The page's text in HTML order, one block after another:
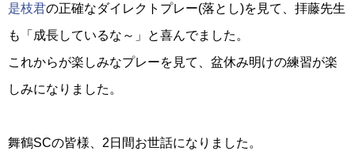
是枝君の正確なダイレクトプレー(落とし)を見て、拝藤先生
も「成長しているな～」と喜んでました。
これからが楽しみなプレーを見て、盆休み明けの練習が楽
しみになりました。
舞鶴SCの皆様、2日間お世話になりました。